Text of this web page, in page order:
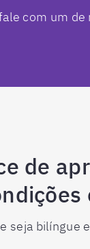
com um de
de
seja bilíngue